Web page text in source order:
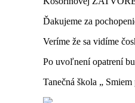
Ďakujeme za
Veríme že sa vidíme
Po uvoľnení opatrení
Tanečná škola „